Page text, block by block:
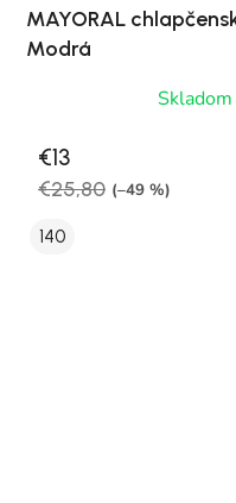
MAYORAL
Modrá
Skladom
€13
€25,80 (–49 %)
140